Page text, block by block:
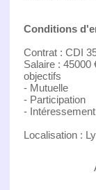
Conditions
Contrat : CDI
Salaire :
objectifs
- Mutuelle
- Participation
- Intéressement
Localisation :